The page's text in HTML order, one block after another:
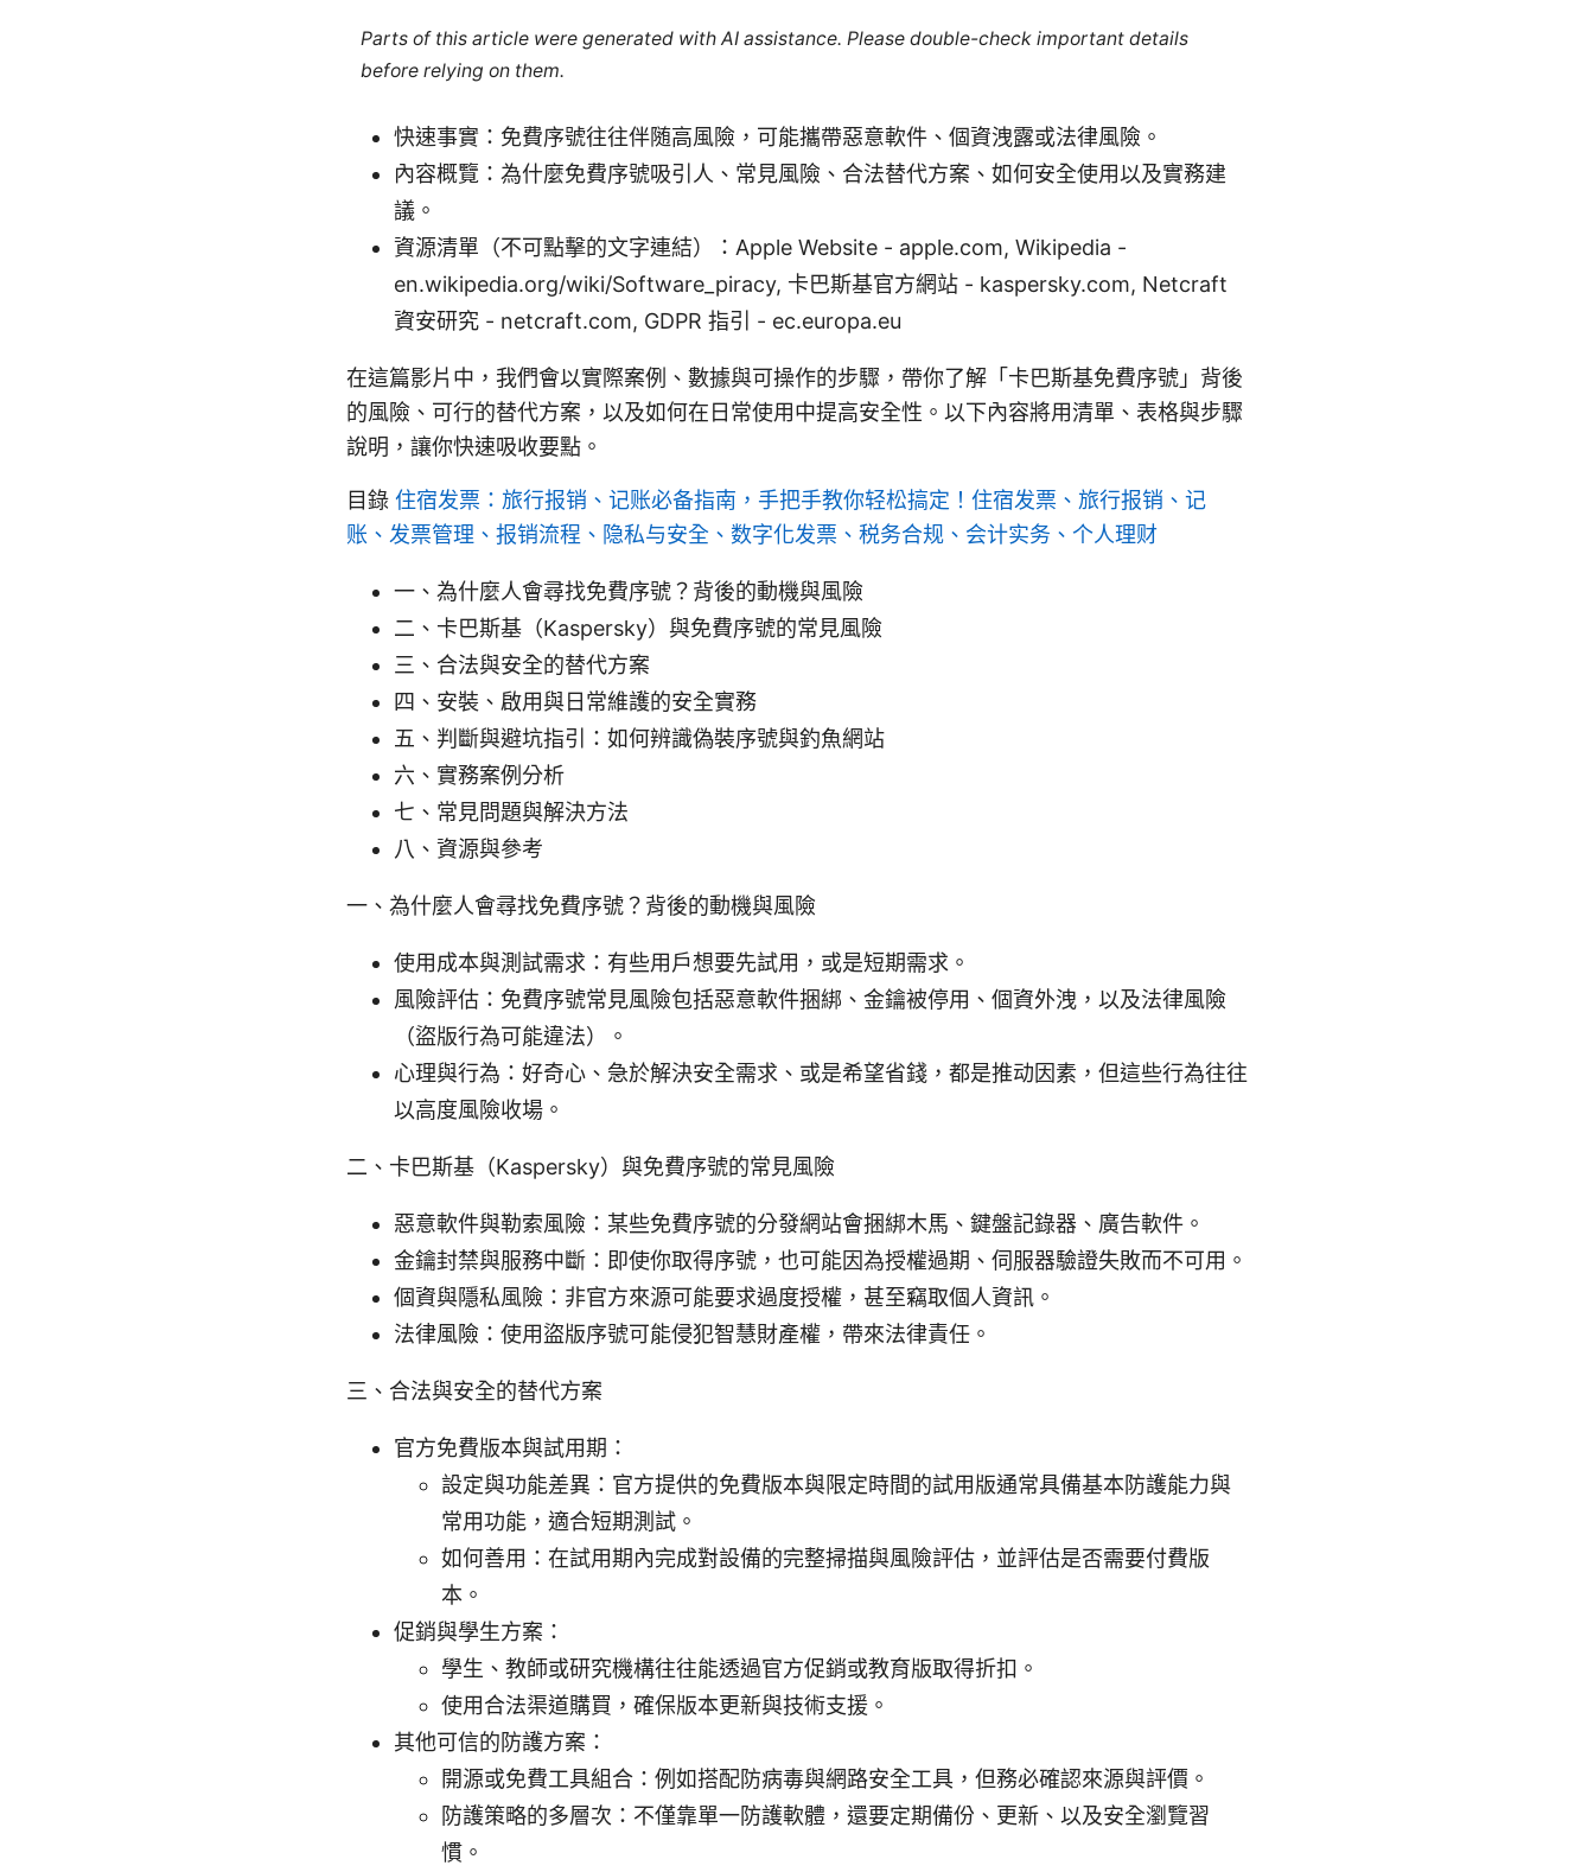
Parts of this article were generated with AI assistance. Please double-check important details
before relying on them.
快速事實：免費序號往往伴随高風險，可能攜帶惡意軟件、個資洩露或法律風險。
內容概覽：為什麼免費序號吸引人、常見風險、合法替代方案、如何安全使用以及實務建
議。
資源清單（不可點擊的文字連結）：Apple Website - apple.com, Wikipedia -
en.wikipedia.org/wiki/Software_piracy, 卡巴斯基官方網站 - kaspersky.com, Netcraft
資安研究 - netcraft.com, GDPR 指引 - ec.europa.eu
在這篇影片中，我們會以實際案例、數據與可操作的步驟，帶你了解「卡巴斯基免費序號」背後
的風險、可行的替代方案，以及如何在日常使用中提高安全性。以下內容將用清單、表格與步驟
說明，讓你快速吸收要點。
目錄 住宿发票：旅行报销、记账必备指南，手把手教你轻松搞定！住宿发票、旅行报销、记
账、发票管理、报销流程、隐私与安全、数字化发票、税务合规、会计实务、个人理财
一、為什麼人會尋找免費序號？背後的動機與風險
二、卡巴斯基（Kaspersky）與免費序號的常見風險
三、合法與安全的替代方案
四、安裝、啟用與日常維護的安全實務
五、判斷與避坑指引：如何辨識偽裝序號與釣魚網站
六、實務案例分析
七、常見問題與解決方法
八、資源與參考
一、為什麼人會尋找免費序號？背後的動機與風險
使用成本與測試需求：有些用戶想要先試用，或是短期需求。
風險評估：免費序號常見風險包括惡意軟件捆綁、金鑰被停用、個資外洩，以及法律風險
（盜版行為可能違法）。
心理與行為：好奇心、急於解決安全需求、或是希望省錢，都是推动因素，但這些行為往往
以高度風險收場。
二、卡巴斯基（Kaspersky）與免費序號的常見風險
惡意軟件與勒索風險：某些免費序號的分發網站會捆綁木馬、鍵盤記錄器、廣告軟件。
金鑰封禁與服務中斷：即使你取得序號，也可能因為授權過期、伺服器驗證失敗而不可用。
個資與隱私風險：非官方來源可能要求過度授權，甚至竊取個人資訊。
法律風險：使用盜版序號可能侵犯智慧財產權，帶來法律責任。
三、合法與安全的替代方案
官方免費版本與試用期：
設定與功能差異：官方提供的免費版本與限定時間的試用版通常具備基本防護能力與
常用功能，適合短期測試。
如何善用：在試用期內完成對設備的完整掃描與風險評估，並評估是否需要付費版
本。
促銷與學生方案：
學生、教師或研究機構往往能透過官方促銷或教育版取得折扣。
使用合法渠道購買，確保版本更新與技術支援。
其他可信的防護方案：
開源或免費工具組合：例如搭配防病毒與網路安全工具，但務必確認來源與評價。
防護策略的多層次：不僅靠單一防護軟體，還要定期備份、更新、以及安全瀏覽習
慣。